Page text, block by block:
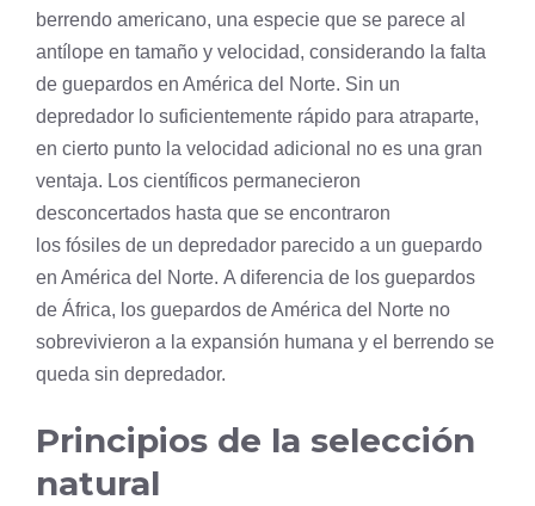
berrendo americano, una especie que se parece al
antílope en tamaño y velocidad, considerando la falta
de guepardos en América del Norte. Sin un
depredador lo suficientemente rápido para atraparte,
en cierto punto la velocidad adicional no es una gran
ventaja. Los científicos permanecieron
desconcertados hasta que se encontraron
los fósiles de un depredador parecido a un guepardo
en América del Norte. A diferencia de los guepardos
de África, los guepardos de América del Norte no
sobrevivieron a la expansión humana y el berrendo se
queda sin depredador.
Principios de la selección
natural